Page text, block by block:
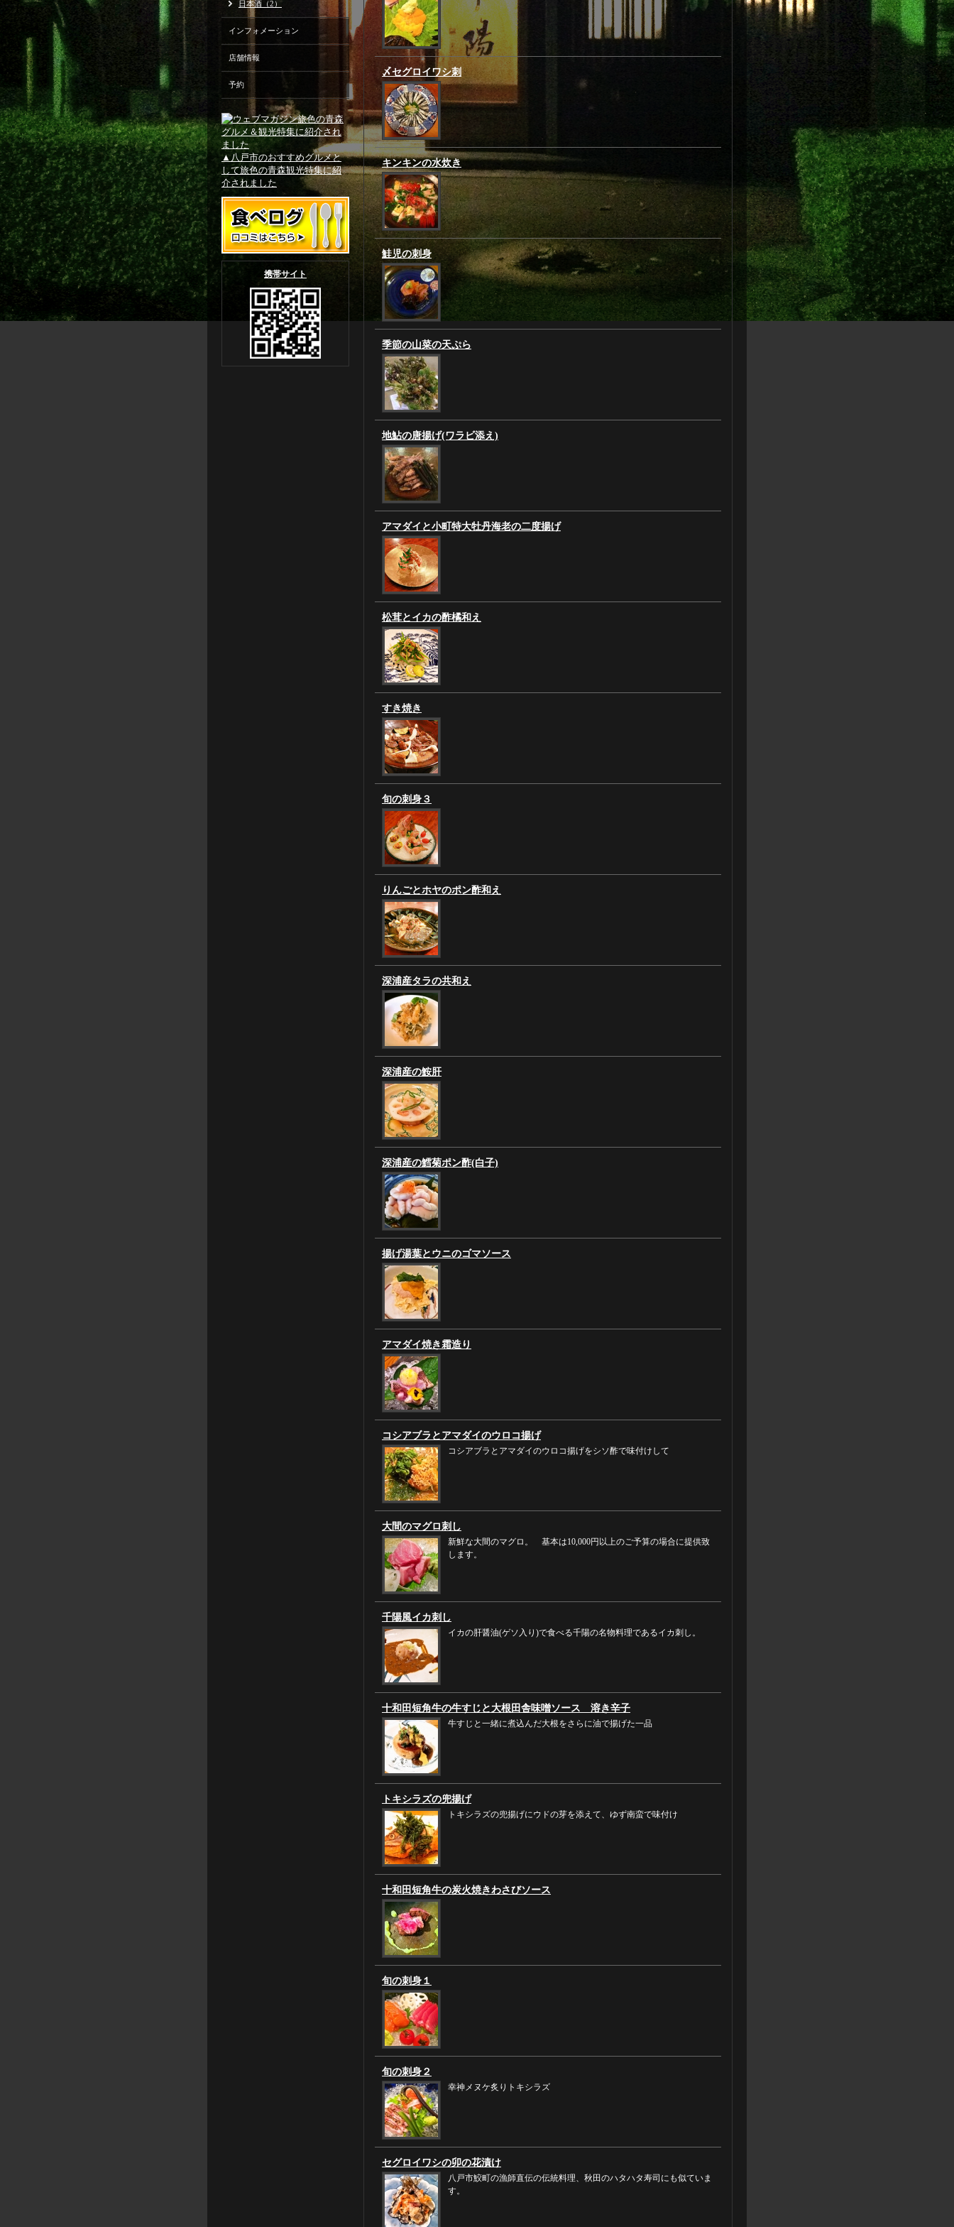
〆セグロイワシ刺
キンキンの水炊き
鮭児の刺身
季節の山菜の天ぷら
地鮎の唐揚げ(ワラビ添え)
アマダイと小町特大牡丹海老の二度揚げ
松茸とイカの酢橘和え
すき焼き
旬の刺身３
りんごとホヤのポン酢和え
深浦産タラの共和え
深浦産の鮟肝
深浦産の鱈菊ポン酢(白子)
揚げ湯葉とウニのゴマソース
アマダイ焼き霜造り
コシアブラとアマダイのウロコ揚げ
コシアブラとアマダイのウロコ揚げをシソ酢で味付けして
大間のマグロ刺し
新鮮な大間のマグロ。 基本は10,000円以上のご予算の場合に提供致
します。
千陽風イカ刺し
イカの肝醤油(ゲソ入り)で食べる千陽の名物料理であるイカ刺し。
十和田短角牛の牛すじと大根田舎味噌ソース 溶き辛子
牛すじと一緒に煮込んだ大根をさらに油で揚げた一品
トキシラズの兜揚げ
トキシラズの兜揚げにウドの芽を添えて、ゆず南蛮で味付け
十和田短角牛の炭火焼きわさびソース
旬の刺身１
旬の刺身２
幸神メヌケ炙りトキシラズ
セグロイワシの卯の花漬け
八戸市鮫町の漁師直伝の伝統料理、秋田のハタハタ寿司にも似ていま
す。
日本酒（2）
インフォメーション
店舗情報
予約
▲八戸市のおすすめグルメと
して旅色の青森観光特集に紹
介されました
携帯サイト